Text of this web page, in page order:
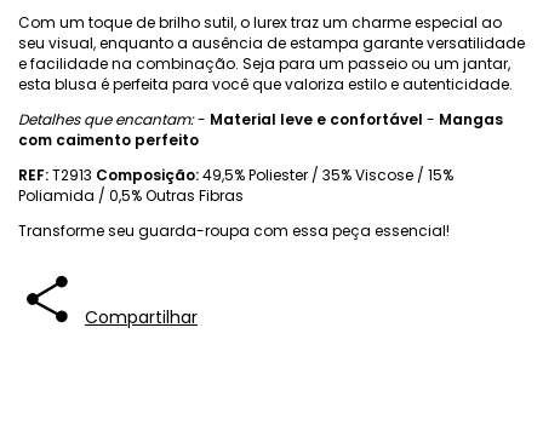
Com um toque de brilho sutil, o lurex traz um charme especial ao
seu visual, enquanto a ausência de estampa garante versatilidade
e facilidade na combinação. Seja para um passeio ou um jantar,
esta blusa é perfeita para você que valoriza estilo e autenticidade.
Detalhes que encantam:- Material leve e confortável - Mangas
com caimento perfeito
REF:T2913 Composição:49,5% Poliester / 35% Viscose / 15%
Poliamida / 0,5% Outras Fibras
Transforme seu guarda-roupa com essa peça essencial!
Compartilhar